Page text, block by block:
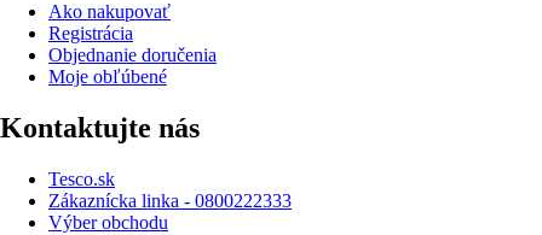
Ako nakupovať
Registrácia
Objednanie doručenia
Moje obľúbené
Kontaktujte nás
Tesco.sk
Zákaznícka linka - 0800222333
Výber obchodu